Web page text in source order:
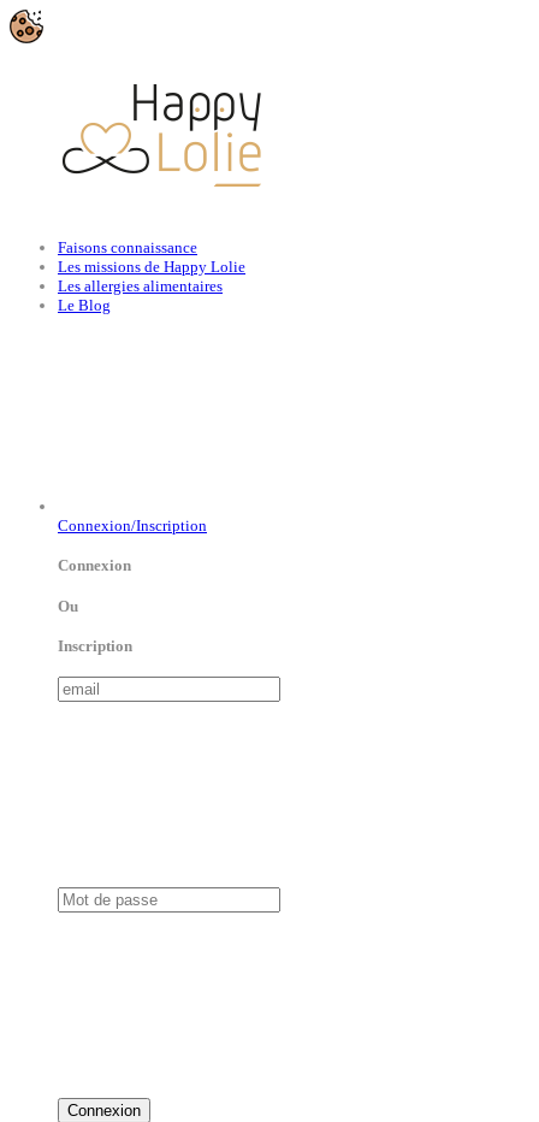
Faisons connaissance
Les missions de Happy Lolie
Les allergies alimentaires
Le Blog
Connexion/Inscription
Connexion
Ou
Inscription
Connexion